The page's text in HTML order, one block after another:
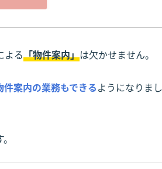
よる「物件案内」は欠かせません。
案内の業務もできるようになりまし